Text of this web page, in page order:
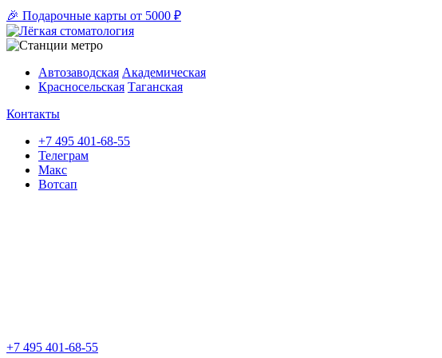
🎉 Подарочные карты от 5000 ₽
Автозаводская Академическая
Красносельская Таганская
Контакты
+7 495 401-68-55
Телеграм
Макс
Вотсап
+7 495 401-68-55